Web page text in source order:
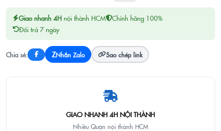
Giao nhanh 4H nội thành HCM
Chính hãng 100%
Đổi trả 7 ngày
Chia sẻ: ZNhắn Zalo Sao chép link
GIAO NHANH 4H NỘI THÀNH
Nhiều Quận nội thành HCM